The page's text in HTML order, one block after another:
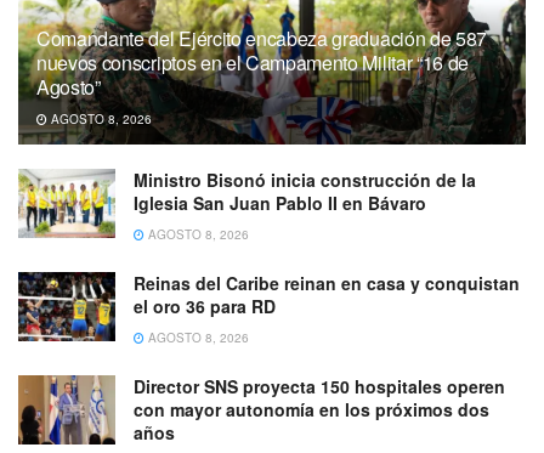
Comandante del Ejército encabeza graduación de 587
nuevos conscriptos en el Campamento Militar “16 de
Agosto”
AGOSTO 8, 2026
Ministro Bisonó inicia construcción de la
Iglesia San Juan Pablo II en Bávaro
AGOSTO 8, 2026
Reinas del Caribe reinan en casa y conquistan
el oro 36 para RD
AGOSTO 8, 2026
Director SNS proyecta 150 hospitales operen
con mayor autonomía en los próximos dos
años